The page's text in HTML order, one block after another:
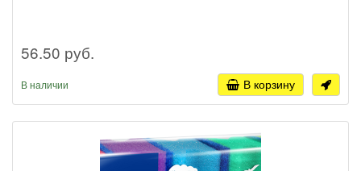
56.50 руб.
В наличии В корзину